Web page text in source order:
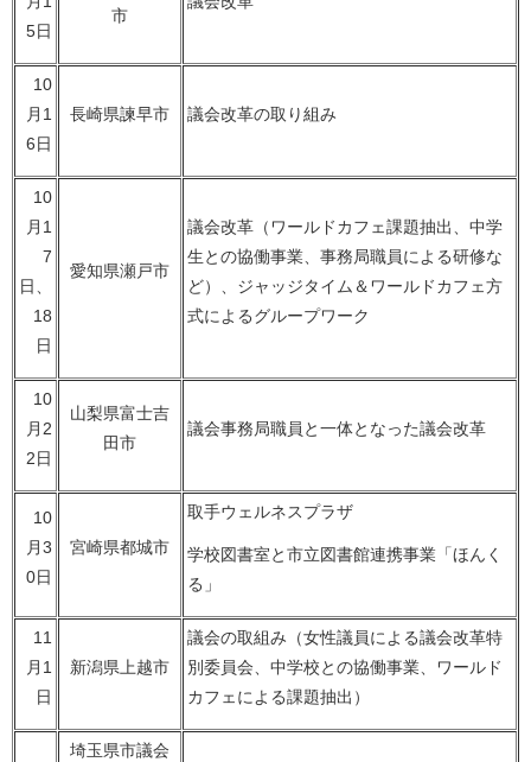
5日
市
10
月1
6日
長崎県諫早市 議会改革の取り組み
10
月1
7
日、
18
日
愛知県瀬戸市
議会改革（ワールドカフェ課題抽出、中学
生との協働事業、事務局職員による研修な
ど）、ジャッジタイム＆ワールドカフェ方
式によるグループワーク
10
月2
2日
山梨県富士吉
田市
議会事務局職員と一体となった議会改革
10
月3
0日
宮崎県都城市
取手ウェルネスプラザ
学校図書室と市立図書館連携事業「ほんく
る」
11
月1
日
新潟県上越市
議会の取組み（女性議員による議会改革特
別委員会、中学校との協働事業、ワールド
カフェによる課題抽出）
埼玉県市議会